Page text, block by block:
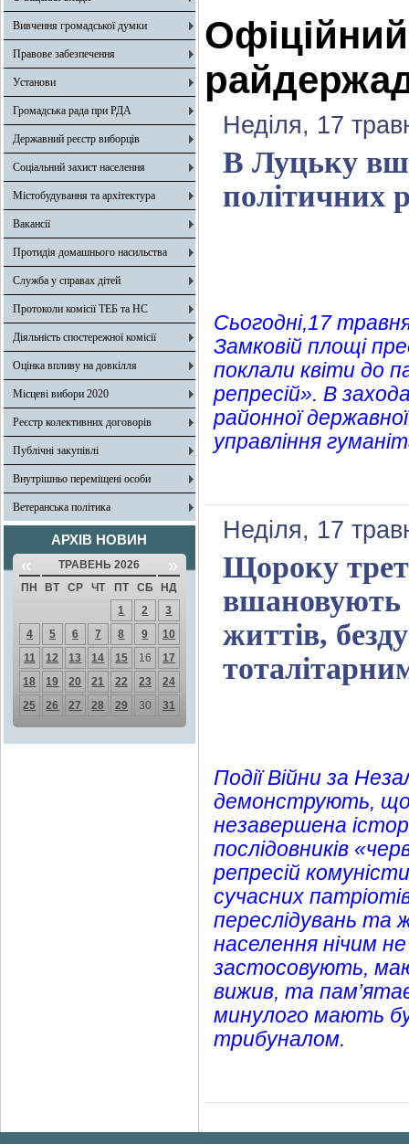
Вивчення громадської думки
Правове забезпечення
Установи
Громадська рада при РДА
Державний реєстр виборців
Соціальний захист населення
Містобудування та архітектура
Вакансії
Протидія домашнього насильства
Служба у справах дітей
Протоколи комісії ТЕБ та НС
Діяльність спостережної комісії
Оцінка впливу на довкілля
Місцеві вибори 2020
Реєстр колективних договорів
Публічні закупівлі
Внутрішньо переміщені особи
Ветеранська політика
АРХІВ НОВИН
« ТРАВЕНЬ 2026 »
ПН ВТ СР ЧТ ПТ СБ
НД
1
2
3
4
5 6 7 8 9
10
11
12 13 14 15 16
17
18
19 20 21 22 23
24
25
26 27 28 29 30 31
Офіційний
Неділя, 17
В Луцьку
політичних
Сьогодні,17
Замковій площі
поклали квіти до
репресій». В
районної
управління
Неділя, 17
Щороку
вшановують
життів,
Події Війни за
демонструють, що
незавершена
послідовників
репресій
сучасних
переслідувань та
населення нічим
застосовують,
вижив, та
минулого мають
трибуналом.